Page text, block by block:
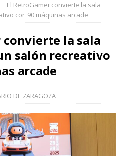
El RetroGamer convierte la sala
con 90 máquinas arcade
convierte la sala
salón recreativo
arcade
DE ZARAGOZA